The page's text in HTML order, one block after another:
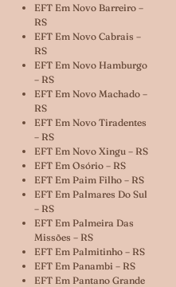
EFT Em Novo Barreiro –
RS
EFT Em Novo Cabrais –
RS
EFT Em Novo Hamburgo
– RS
EFT Em Novo Machado –
RS
EFT Em Novo Tiradentes
– RS
EFT Em Novo Xingu – RS
EFT Em Osório – RS
EFT Em Paim Filho – RS
EFT Em Palmares Do Sul
– RS
EFT Em Palmeira Das
Missões – RS
EFT Em Palmitinho – RS
EFT Em Panambi – RS
EFT Em Pantano Grande